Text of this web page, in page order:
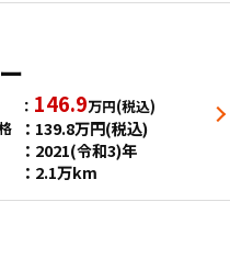
146.9万円(税込)
139.8万円(税込)
2021(令和3)年
2.1万km